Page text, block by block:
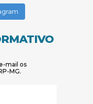
mail os
MG.